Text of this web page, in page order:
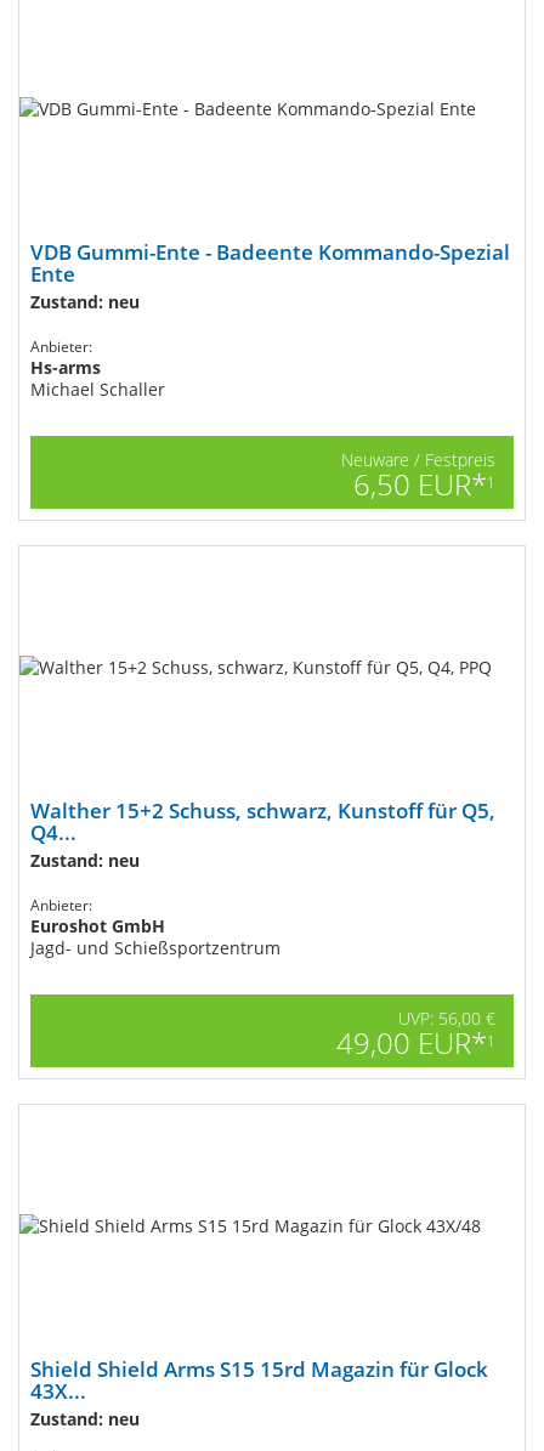
VDB Gummi-Ente - Badeente Kommando-Spezial
Ente
Zustand: neu
Anbieter:
Hs-arms
Michael Schaller
Neuware / Festpreis
6,50 EUR*1
Walther 15+2 Schuss, schwarz, Kunstoff​ für Q5,
Q4...
Zustand: neu
Anbieter:
Euroshot GmbH
Jagd- und Schießsportzentrum
UVP: 56,00 €
49,00 EUR*1
Shield Shield Arms S15 15rd Magazin​ für Glock
43X...
Zustand: neu